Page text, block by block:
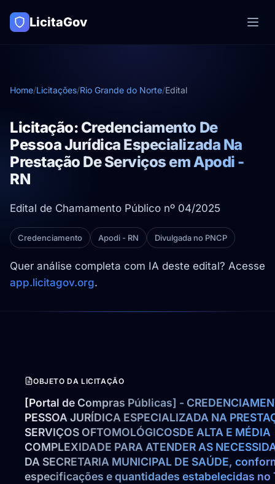
LicitaGov
Home/Licitações/Rio Grande do Norte/Edital
Licitação: Credenciamento De
Pessoa Jurídica Especializada Na
Prestação De Serviços em Apodi -
RN
Edital de Chamamento Público nº 04/2025
Credenciamento Apodi - RN Divulgada no PNCP
Quer análise completa com IA deste edital? Acesse
app.licitagov.org.
OBJETO DA LICITAÇÃO
[Portal de Compras Públicas] -
PESSOA JURÍDICA ESPECIALIZADA NA
SERVIÇOS OFTOMOLÓGICOSDE ALTA E MÉDIA
COMPLEXIDADE PARA ATENDER AS
DA SECRETARIA MUNICIPAL DE SAÚDE,
especificações e quantidades estabelecidas no